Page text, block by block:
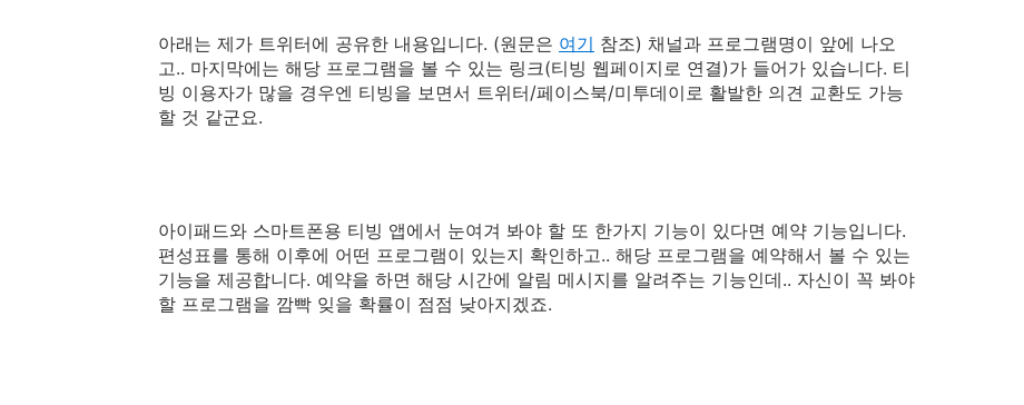
아래는 제가 트위터에 공유한 내용입니다. (원문은 여기 참조) 채널과 프로그램명이 앞에 나오
고.. 마지막에는 해당 프로그램을 볼 수 있는 링크(티빙 웹페이지로 연결)가 들어가 있습니다. 티
빙 이용자가 많을 경우엔 티빙을 보면서 트위터/페이스북/미투데이로 활발한 의견 교환도 가능
할 것 같군요.
아이패드와 스마트폰용 티빙 앱에서 눈여겨 봐야 할 또 한가지 기능이 있다면 예약 기능입니다.
편성표를 통해 이후에 어떤 프로그램이 있는지 확인하고.. 해당 프로그램을 예약해서 볼 수 있는
기능을 제공합니다. 예약을 하면 해당 시간에 알림 메시지를 알려주는 기능인데.. 자신이 꼭 봐야
할 프로그램을 깜빡 잊을 확률이 점점 낮아지겠죠.